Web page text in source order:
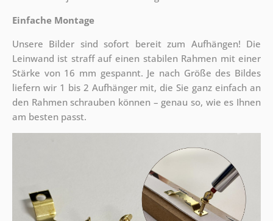
Einfache Montage
Unsere Bilder sind sofort bereit zum Aufhängen! Die
Leinwand ist straff auf einen stabilen Rahmen mit einer
Stärke von 16 mm gespannt. Je nach Größe des Bildes
liefern wir 1 bis 2 Aufhänger mit, die Sie ganz einfach an
den Rahmen schrauben können – genau so, wie es Ihnen
am besten passt.